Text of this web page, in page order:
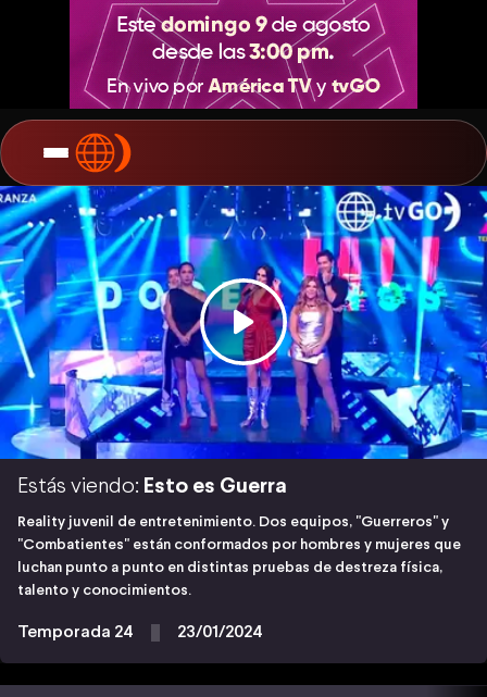
Estás viendo: Esto es Guerra
Reality juvenil de entretenimiento. Dos equipos, "Guerreros" y
"Combatientes" están conformados por hombres y mujeres que
luchan punto a punto en distintas pruebas de destreza física,
talento y conocimientos.
Temporada 24 23/01/2024